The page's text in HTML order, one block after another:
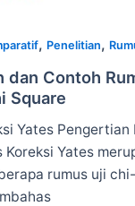
, Penelitian,
dan Contoh
Square
Yates Pengertian
Koreksi Yates
rumus uji